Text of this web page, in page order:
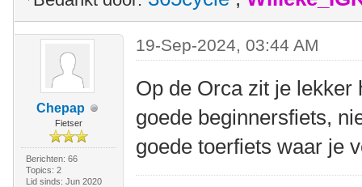
Chepap
Fietser
Berichten: 66
Topics: 2
Lid sinds: Jun 2020
19-Sep-2024, 03:44 AM
Op de Orca zit je lekker
goede beginnersfiets,
goede toerfiets waar je